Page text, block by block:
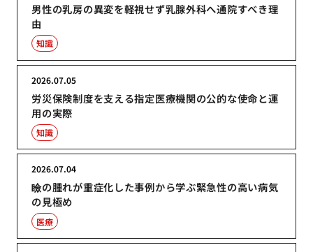
男性の乳房の異変を軽視せず乳腺外科へ通院すべき理
由
知識
労災保険制度を支える指定医療機関の公的な使命と運
用の実際
2026.07.05
知識
瞼の腫れが重症化した事例から学ぶ緊急性の高い病気
の見極め
2026.07.04
医療